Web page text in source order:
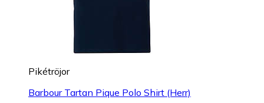
Pikétröjor
Barbour Tartan Pique Polo Shirt (Herr)